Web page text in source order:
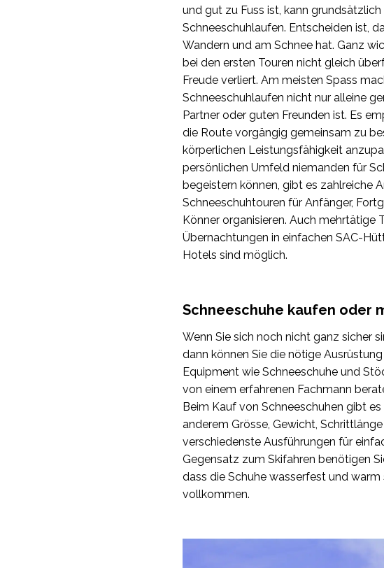
und gut zu Fuss ist, kann grundsätzlich
Schneeschuhlaufen. Entscheiden ist,
Wandern und am Schnee hat. Ganz
bei den ersten Touren nicht gleich
Freude verliert. Am meisten Spass
Schneeschuhlaufen nicht nur alleine
Partner oder guten Freunden ist. Es
die Route vorgängig gemeinsam zu
körperlichen Leistungsfähigkeit
persönlichen Umfeld niemanden für
begeistern können, gibt es zahlreiche
Schneeschuhtouren für Anfänger,
Könner organisieren. Auch mehrtätige
Übernachtungen in einfachen SAC-
Hotels sind möglich.
Schneeschuhe kaufen oder
Wenn Sie sich noch nicht ganz sicher
dann können Sie die nötige
Equipment wie Schneeschuhe und
von einem erfahrenen Fachmann
Beim Kauf von Schneeschuhen gibt
anderem Grösse, Gewicht,
verschiedenste Ausführungen für
Gegensatz zum Skifahren benötigen
dass die Schuhe wasserfest und
vollkommen.